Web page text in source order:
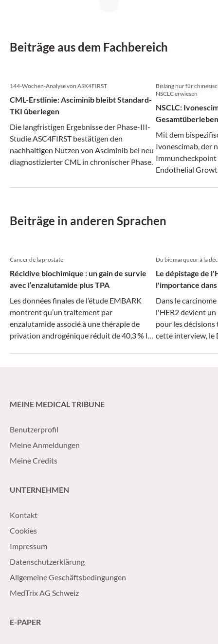
Beiträge aus dem Fachbereich
144-Wochen-Analyse von ASK4FIRST
CML-Erstlinie: Asciminib bleibt Standard-
TKI überlegen
Die langfristigen Ergebnisse der Phase-III-
Studie ASC4FIRST bestätigen den
nachhaltigen Nutzen von Asciminib bei neu
diagnostizierter CML in chronischer Phase.
Bislang nur für
NSCLC erwiesen
NSCLC:
Gesamtüberleben
Mit dem
Ivonescimab, der
Immuncheckpoint
Endothelial
aufgeschlagen
Beiträge in anderen Sprachen
Cancer de la prostate
Récidive biochimique : un gain de survie
avec l’enzalutamide plus TPA
Les données finales de l’étude EMBARK
montrent qu’un traitement par
enzalutamide associé à une thérapie de
privation androgénique réduit de 40,3 % le
Du biomarqueur à la
Le dépistage de
l'importance
Dans le
l'HER2 devient
pour les
cette interview, le
MEINE MEDICAL TRIBUNE
Benutzerprofil
Meine Anmeldungen
Meine Credits
UNTERNEHMEN
Kontakt
Cookies
Impressum
Datenschutzerklärung
Allgemeine Geschäftsbedingungen
MedTrix AG Schweiz
E-PAPER